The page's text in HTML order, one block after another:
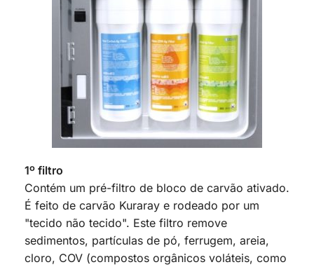
1º filtro
Contém um pré-filtro de bloco de carvão ativado.
É feito de carvão Kuraray e rodeado por um
"tecido não tecido". Este filtro remove
sedimentos, partículas de pó, ferrugem, areia,
cloro, COV (compostos orgânicos voláteis, como